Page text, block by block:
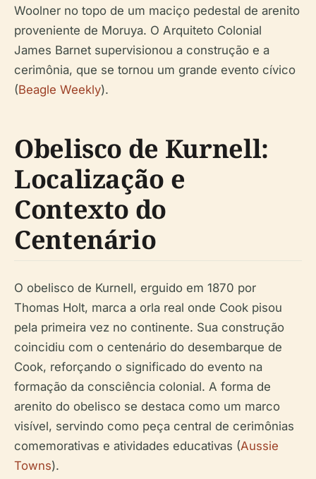
Woolner no topo de um maciço pedestal de arenito
proveniente de Moruya. O Arquiteto Colonial
James Barnet supervisionou a construção e a
cerimônia, que se tornou um grande evento cívico
(Beagle Weekly).
Obelisco de Kurnell:
Localização e
Contexto do
Centenário
O obelisco de Kurnell, erguido em 1870 por
Thomas Holt, marca a orla real onde Cook pisou
pela primeira vez no continente. Sua construção
coincidiu com o centenário do desembarque de
Cook, reforçando o significado do evento na
formação da consciência colonial. A forma de
arenito do obelisco se destaca como um marco
visível, servindo como peça central de cerimônias
comemorativas e atividades educativas (Aussie
Towns).